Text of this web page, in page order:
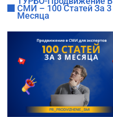
СМИ – 100 Статей За 3
Месяца